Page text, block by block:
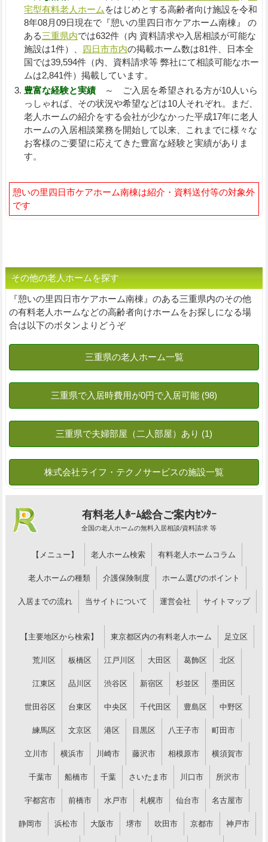
宅型有料老人ホーム をはじめとする高齢者向け施設を令和
8年08月09日現在で『憩いの里四日市ケアホーム南棟』 の
ある三重県内では632件（内 資料請求や入居相談が可能な
施設は1件）、 四日市市内の掲載ホーム数は81件、日本全
国では39,594件（内、資料請求等 弊社にて相談可能なホー
ムは2,841件）掲載しています。
豊富な経験と実績～ ご入居を希望される方が10人いら
っしゃれば、その状況や希望などは10人それぞれ。まだ、
老人ホームの紹介をする会社が少なかった平成17年に老人
ホームの入居相談業務を開始して以来、これまでに様々な
お客様のご要望に応えてきた豊富な経験と実績がありま
す。
憩いの里四日市ケアホーム南棟は紹介・資料送付等の対象外
です
その他の老人ホームを探す
『憩いの里四日市ケアホーム南棟』のある三重県内のその他
の有料老人ホームなどの高齢者向けホームをお探しになる場
合は以下のボタンよりどうぞ
有料老人ﾎｰﾑ総合ご案内ｾﾝﾀｰ
全国の老人ホームの無料入居相談/資料請求 等
【メニュー】 老人ホーム検索 有料老人ホームコラム
老人ホームの種類 介護保険制度 ホーム選びのポイント
入居までの流れ 当サイトについて 運営会社 サイトマップ
【主要地区から検索】 東京都区内の有料老人ホーム 足立区
荒川区 板橋区 江戸川区 大田区 葛飾区 北区
江東区 品川区 渋谷区 新宿区 杉並区 墨田区
世田谷区 台東区 中央区 千代田区 豊島区 中野区
練馬区 文京区 港区 目黒区 八王子市 町田市
立川市 横浜市 川崎市 藤沢市 相模原市 横須賀市
千葉市 船橋市 千葉 さいたま市 川口市 所沢市
宇都宮市 前橋市 水戸市 札幌市 仙台市 名古屋市
静岡市 浜松市 大阪市 堺市 吹田市 京都市 神戸市